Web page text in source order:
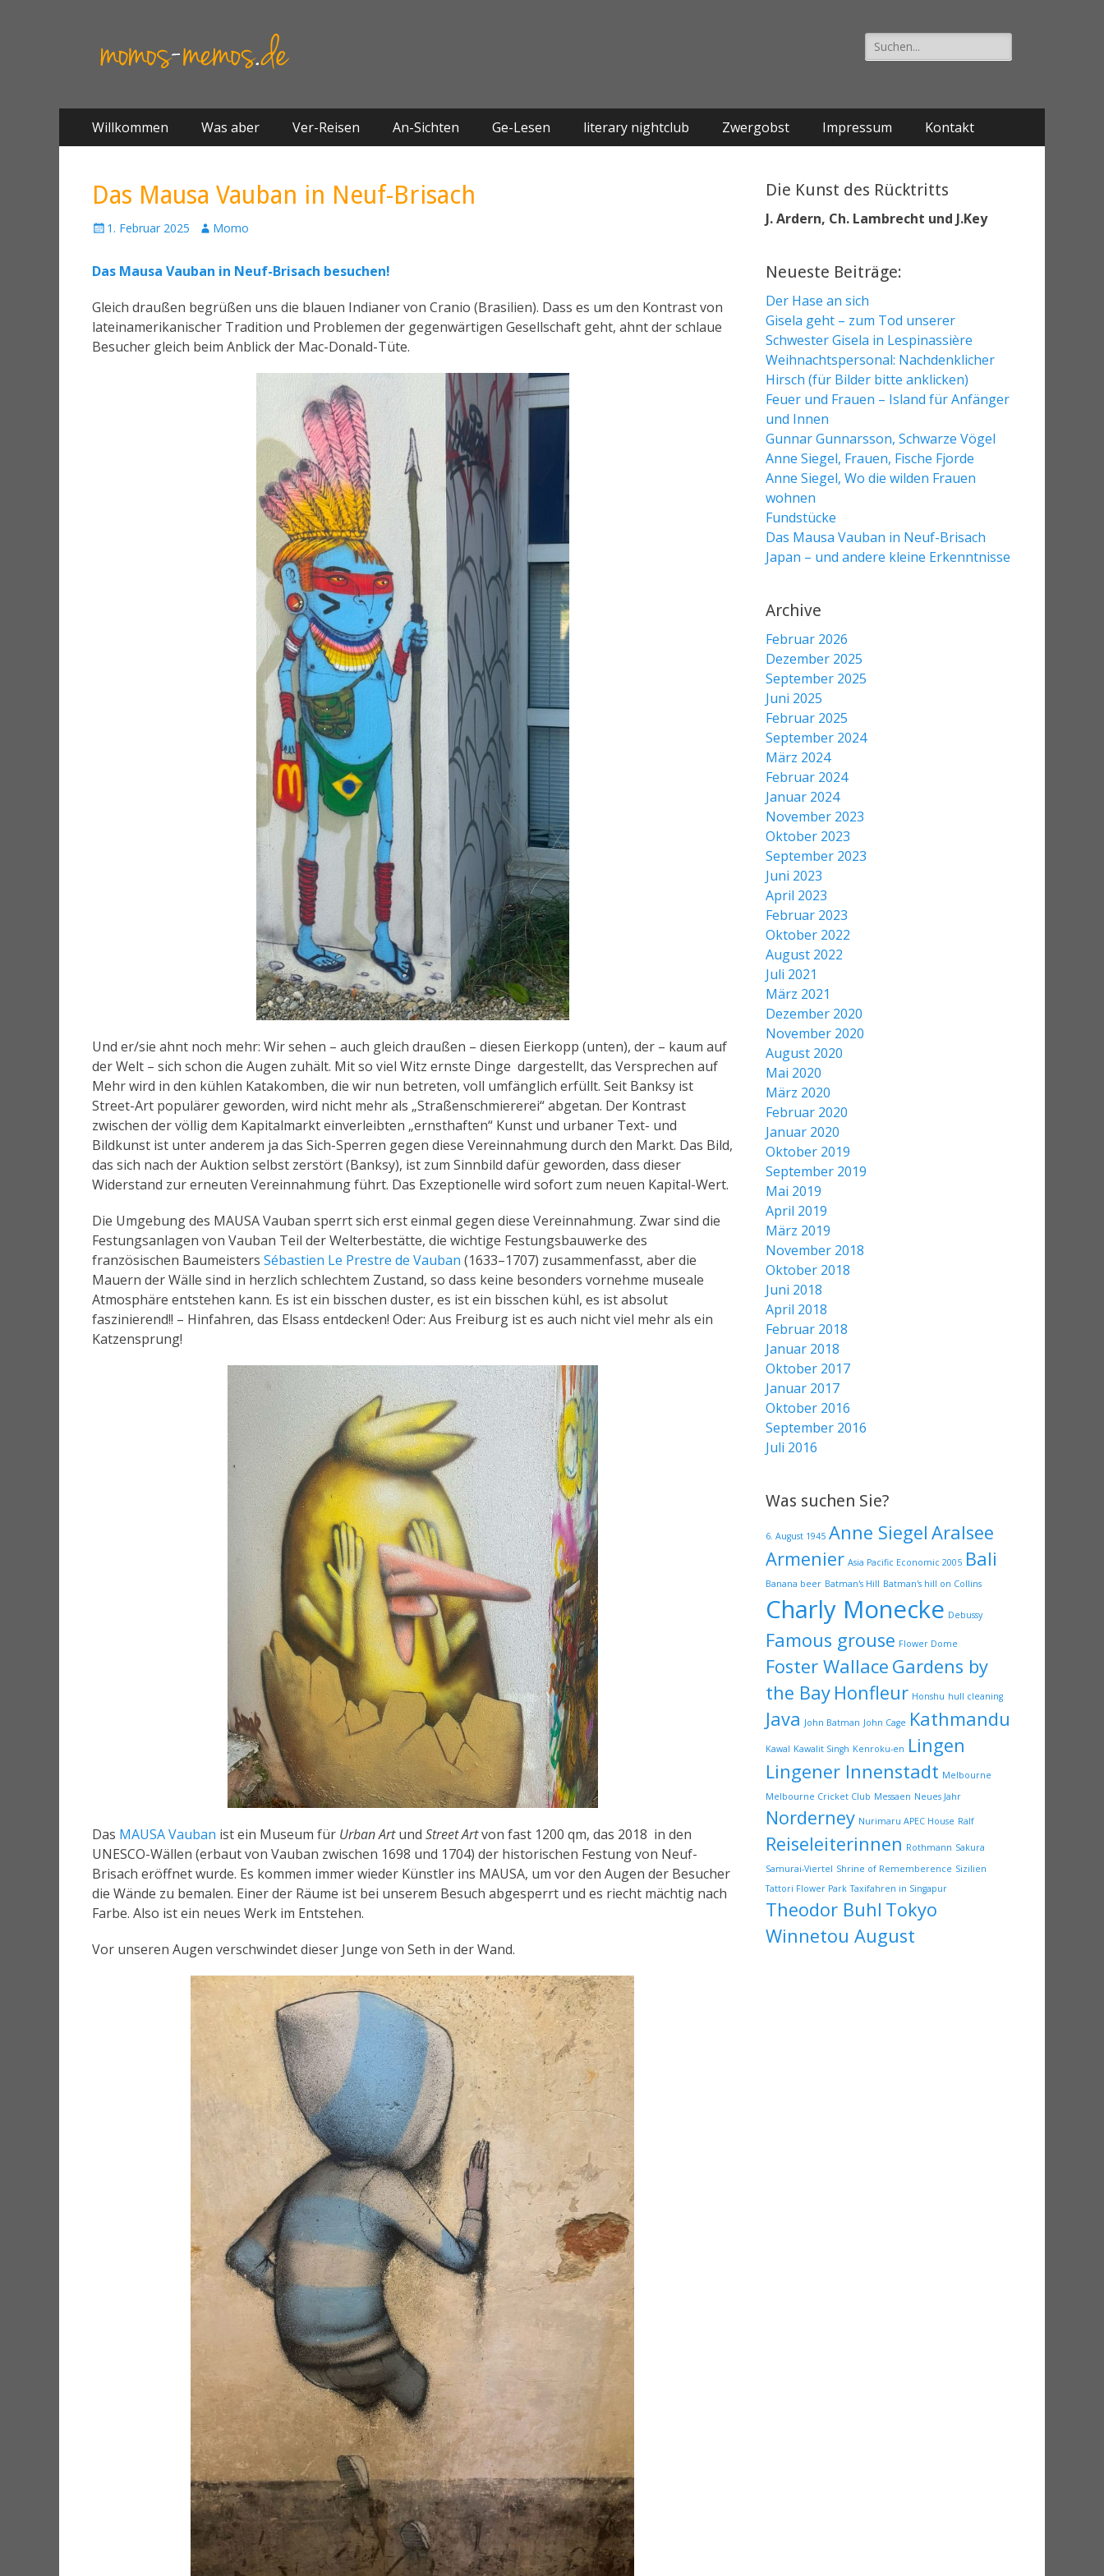
Suche
nach:
Primäres Menü
Springe
zum
Willkommen Was aber Ver-Reisen An-Sichten Ge-Lesen literary nightclub Zwergobst Impressum Kontakt
Das Mausa Vauban in Neuf-Brisach
1. Februar 2025
A
o
Momo
Das Mausa Vauban in Neuf-Brisach besuchen!
Gleich draußen begrüßen uns die blauen Indianer von Cranio (Brasilien). Dass es um den Kontrast von
lateinamerikanischer Tradition und Problemen der gegenwärtigen Gesellschaft geht, ahnt der schlaue
Besucher gleich beim Anblick der Mac-Donald-Tüte.
Und er/sie ahnt noch mehr: Wir sehen – auch gleich draußen – diesen Eierkopp (unten), der – kaum auf
der Welt – sich schon die Augen zuhält. Mit so viel Witz ernste Dinge dargestellt, das Versprechen auf
Mehr wird in den kühlen Katakomben, die wir nun betreten, voll umfänglich erfüllt. Seit Banksy ist
Street-Art populärer geworden, wird nicht mehr als „Straßenschmiererei“ abgetan. Der Kontrast
zwischen der völlig dem Kapitalmarkt einverleibten „ernsthaften“ Kunst und urbaner Text- und
Bildkunst ist unter anderem ja das Sich-Sperren gegen diese Vereinnahmung durch den Markt. Das Bild,
das sich nach der Auktion selbst zerstört (Banksy), ist zum Sinnbild dafür geworden, dass dieser
Widerstand zur erneuten Vereinnahmung führt. Das Exzeptionelle wird sofort zum neuen Kapital-Wert.
Die Umgebung des MAUSA Vauban sperrt sich erst einmal gegen diese Vereinnahmung. Zwar sind die
Festungsanlagen von Vauban Teil der Welterbestätte, die wichtige Festungsbauwerke des
französischen Baumeisters Sébastien Le Prestre de Vauban (1633–1707) zusammenfasst, aber die
Mauern der Wälle sind in herzlich schlechtem Zustand, so dass keine besonders vornehme museale
Atmosphäre entstehen kann. Es ist ein bisschen duster, es ist ein bisschen kühl, es ist absolut
faszinierend!! – Hinfahren, das Elsass entdecken! Oder: Aus Freiburg ist es auch nicht viel mehr als ein
Katzensprung!
Das MAUSA Vauban ist ein Museum für Urban Artund Street Artvon fast 1200 qm, das 2018 in den
UNESCO-Wällen (erbaut von Vauban zwischen 1698 und 1704) der historischen Festung von Neuf-
Brisach eröffnet wurde. Es kommen immer wieder Künstler ins MAUSA, um vor den Augen der Besucher
die Wände zu bemalen. Einer der Räume ist bei unserem Besuch abgesperrt und es riecht mächtig nach
Farbe. Also ist ein neues Werk im Entstehen.
Vor unseren Augen verschwindet dieser Junge von Seth in der Wand.
Die Kunst des Rücktritts
J. Ardern, Ch. Lambrecht und J.Key
Neueste Beiträge:
Der Hase an sich
Gisela geht – zum Tod unserer
Schwester Gisela in Lespinassière
Weihnachtspersonal: Nachdenklicher
Hirsch (für Bilder bitte anklicken)
Feuer und Frauen – Island für Anfänger
und Innen
Gunnar Gunnarsson, Schwarze Vögel
Anne Siegel, Frauen, Fische Fjorde
Anne Siegel, Wo die wilden Frauen
wohnen
Fundstücke
Das Mausa Vauban in Neuf-Brisach
Japan – und andere kleine Erkenntnisse
Archive
Februar 2026
Dezember 2025
September 2025
Juni 2025
Februar 2025
September 2024
März 2024
Februar 2024
Januar 2024
November 2023
Oktober 2023
September 2023
Juni 2023
April 2023
Februar 2023
Oktober 2022
August 2022
Juli 2021
März 2021
Dezember 2020
November 2020
August 2020
Mai 2020
März 2020
Februar 2020
Januar 2020
Oktober 2019
September 2019
Mai 2019
April 2019
März 2019
November 2018
Oktober 2018
Juni 2018
April 2018
Februar 2018
Januar 2018
Oktober 2017
Januar 2017
Oktober 2016
September 2016
Juli 2016
Was suchen Sie?
6. August 1945 Anne Siegel Aralsee
Armenier Asia Pacific Economic 2005 Bali
Banana beer Batman's Hill Batman's hill on Collins
Charly Monecke Debussy
Famous grouse Flower Dome
Foster Wallace Gardens by
the Bay Honfleur Honshu hull cleaning
Java John Batman John Cage Kathmandu
Kawal Kawalit Singh Kenroku-en Lingen
Lingener Innenstadt Melbourne
Melbourne Cricket Club Messaen Neues Jahr
Norderney Nurimaru APEC House Ralf
Reiseleiterinnen Rothmann Sakura
Samurai-Viertel Shrine of Rememberence Sizilien
Tattori Flower Park Taxifahren in Singapur
Theodor Buhl Tokyo
Winnetou August